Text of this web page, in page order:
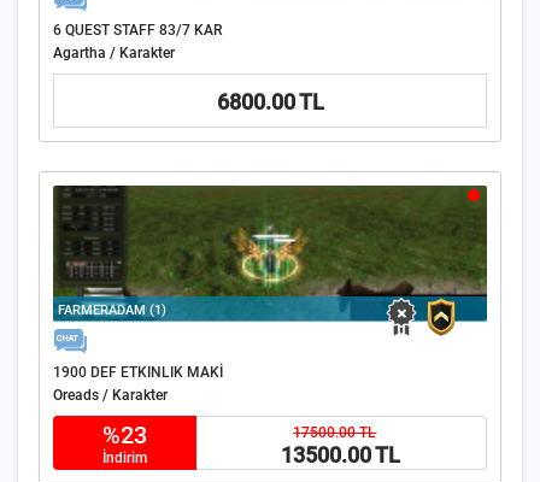
6 QUEST STAFF 83/7 KAR
Agartha / Karakter
6800.00 TL
FARMERADAM (1)
1900 DEF ETKINLIK MAKİ
Oreads / Karakter
%23
İndirim
17500.00 TL
13500.00 TL